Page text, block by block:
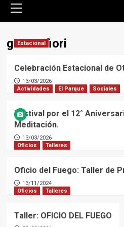
Menu
gomezfiori
Estacional
Celebración Estacional de
13/03/2026
Actividades
El Parque Sociales
Festival por el 12°
Meditación.
13/03/2026
Oficios
Talleres
Oficio del Fuego: Taller de
13/11/2024
Oficios
Talleres
Taller: OFICIO DEL FUEGO